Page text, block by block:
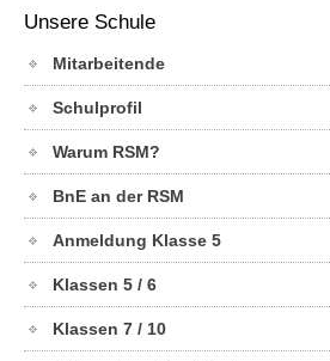
Unsere Schule
Mitarbeitende
Schulprofil
Warum RSM?
BnE an der RSM
Anmeldung Klasse 5
Klassen 5 / 6
Klassen 7 / 10